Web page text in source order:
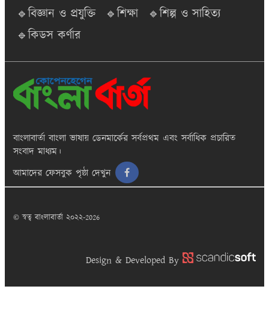
🔹বিজ্ঞান ও প্রযুক্তি 🔹শিক্ষা
🔹শিল্প ও সাহিত্য
🔹কিডস কর্ণার
বাংলাবার্তা বাংলা ভাষায় ডেনমার্কের সর্বপ্রথম এবং সর্বাধিক প্রচারিত
সংবাদ মাধ্যম।
আমাদের ফেসবুক পৃষ্ঠা দেখুন
© স্বত্ব বাংলাবার্তা ২০২২-2026
Design & Developed By